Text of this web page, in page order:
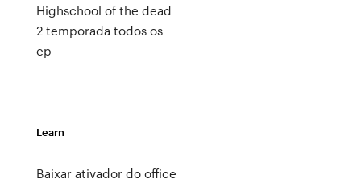
Highschool of the dead
2 temporada todos os
ep
Learn
Baixar ativador do office